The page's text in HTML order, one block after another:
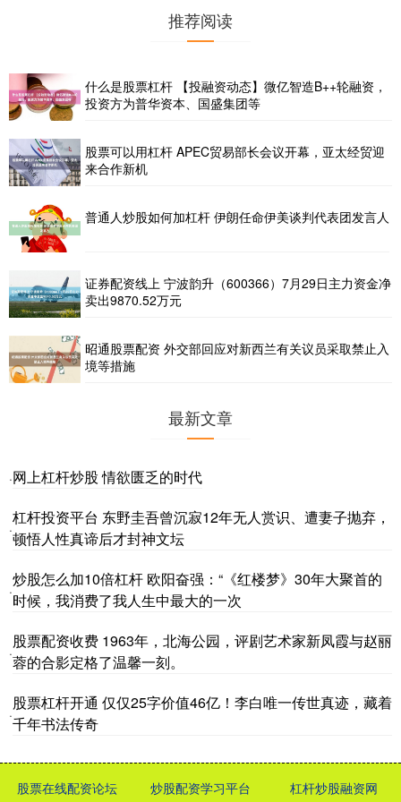
推荐阅读
什么是股票杠杆 【投融资动态】微亿智造B++轮融资，
投资方为普华资本、国盛集团等
股票可以用杠杆 APEC贸易部长会议开幕，亚太经贸迎
来合作新机
普通人炒股如何加杠杆 伊朗任命伊美谈判代表团发言人
证券配资线上 宁波韵升（600366）7月29日主力资金净
卖出9870.52万元
昭通股票配资 外交部回应对新西兰有关议员采取禁止入
境等措施
最新文章
·网上杠杆炒股 情欲匮乏的时代
·
杠杆投资平台 东野圭吾曾沉寂12年无人赏识、遭妻子抛弃，
顿悟人性真谛后才封神文坛
·
炒股怎么加10倍杠杆 欧阳奋强：“《红楼梦》30年大聚首的
时候，我消费了我人生中最大的一次
·
股票配资收费 1963年，北海公园，评剧艺术家新凤霞与赵丽
蓉的合影定格了温馨一刻。
·
股票杠杆开通 仅仅25字价值46亿！李白唯一传世真迹，藏着
千年书法传奇
股票在线配资论坛 炒股配资学习平台 杠杆炒股融资网